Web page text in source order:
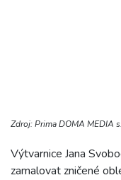
Zdroj: Prima DOMA MEDIA
Výtvarnice Jana
zamalovat zničené